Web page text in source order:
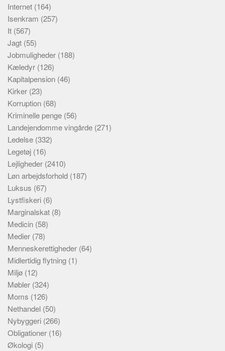
Internet (164)
Isenkram (257)
It (567)
Jagt (55)
Jobmuligheder (188)
Kæledyr (126)
Kapitalpension (46)
Kirker (23)
Korruption (68)
Kriminelle penge (56)
Landejendomme vingårde (271)
Ledelse (332)
Legetøj (16)
Lejligheder (2410)
Løn arbejdsforhold (187)
Luksus (67)
Lystfiskeri (6)
Marginalskat (8)
Medicin (58)
Medier (78)
Menneskerettigheder (64)
Midlertidig flytning (1)
Miljø (12)
Møbler (324)
Moms (126)
Nethandel (50)
Nybyggeri (266)
Obligationer (16)
Økologi (5)